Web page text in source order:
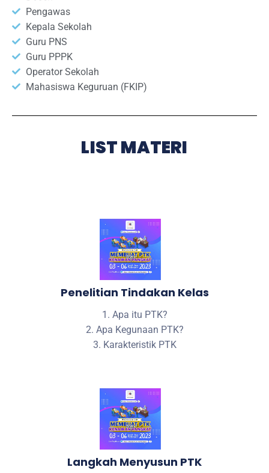
Pengawas
Kepala Sekolah
Guru PNS
Guru PPPK
Operator Sekolah
Mahasiswa Keguruan (FKIP)
LIST MATERI
Penelitian Tindakan Kelas
1. Apa itu PTK?
2. Apa Kegunaan PTK?
3. Karakteristik PTK
Langkah Menyusun PTK